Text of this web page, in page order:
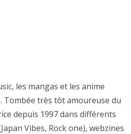
les mangas et les anime
Tombée très tôt amoureuse du
depuis 1997 dans différents
Vibes, Rock one), webzines